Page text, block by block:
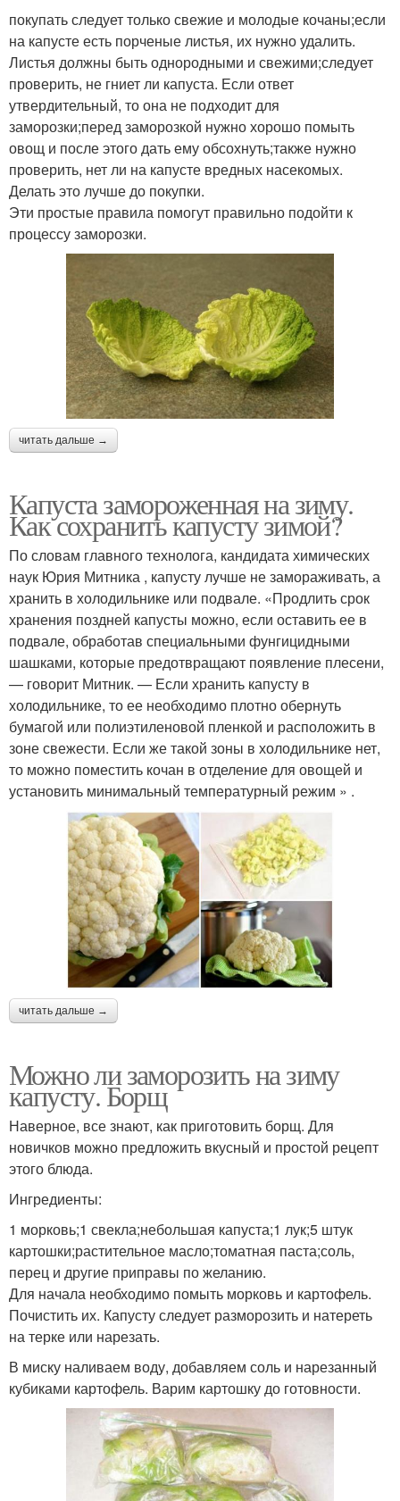
покупать следует только свежие и молодые кочаны;если
на капусте есть порченые листья, их нужно удалить.
Листья должны быть однородными и свежими;следует
проверить, не гниет ли капуста. Если ответ
утвердительный, то она не подходит для
заморозки;перед заморозкой нужно хорошо помыть
овощ и после этого дать ему обсохнуть;также нужно
проверить, нет ли на капусте вредных насекомых.
Делать это лучше до покупки.
Эти простые правила помогут правильно подойти к
процессу заморозки.
читать дальше →
Капуста замороженная на зиму.
Как сохранить капусту зимой?
По словам главного технолога, кандидата химических
наук Юрия Митника , капусту лучше не замораживать, а
хранить в холодильнике или подвале. «Продлить срок
хранения поздней капусты можно, если оставить ее в
подвале, обработав специальными фунгицидными
шашками, которые предотвращают появление плесени,
— говорит Митник. — Если хранить капусту в
холодильнике, то ее необходимо плотно обернуть
бумагой или полиэтиленовой пленкой и расположить в
зоне свежести. Если же такой зоны в холодильнике нет,
то можно поместить кочан в отделение для овощей и
установить минимальный температурный режим » .
читать дальше →
Можно ли заморозить на зиму
капусту. Борщ
Наверное, все знают, как приготовить борщ. Для
новичков можно предложить вкусный и простой рецепт
этого блюда.
Ингредиенты:
1 морковь;1 свекла;небольшая капуста;1 лук;5 штук
картошки;растительное масло;томатная паста;соль,
перец и другие приправы по желанию.
Для начала необходимо помыть морковь и картофель.
Почистить их. Капусту следует разморозить и натереть
на терке или нарезать.
В миску наливаем воду, добавляем соль и нарезанный
кубиками картофель. Варим картошку до готовности.